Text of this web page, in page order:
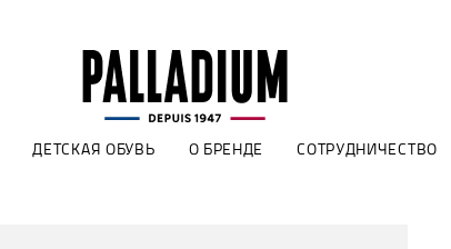
ДЕТСКАЯ ОБУВЬ О БРЕНДЕ СОТРУДНИЧЕСТВО